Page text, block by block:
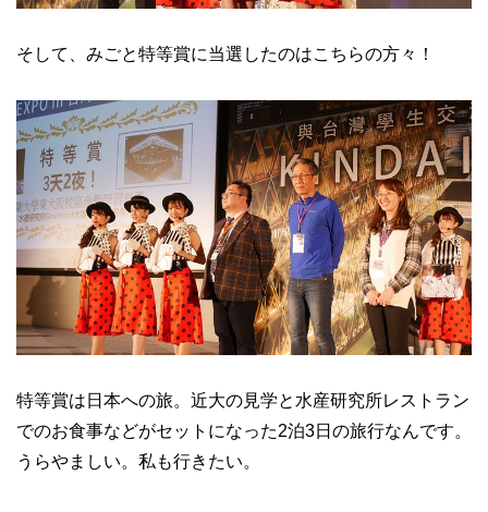
そして、みごと特等賞に当選したのはこちらの方々！
特等賞は日本への旅。近大の見学と水産研究所レストラン
でのお食事などがセットになった2泊3日の旅行なんです。
うらやましい。私も行きたい。